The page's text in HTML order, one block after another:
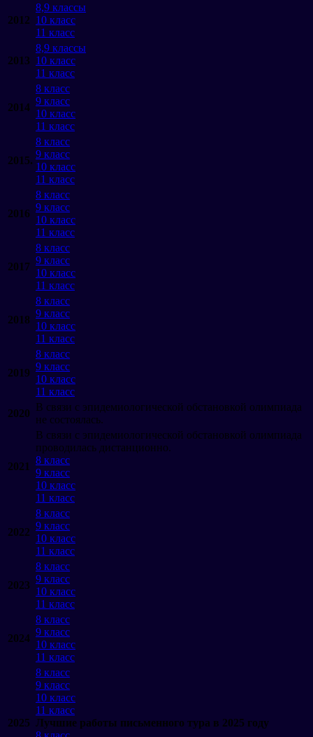
2012
8,9 классы
10 класс
11 класс
2013
8,9 классы
10 класс
11 класс
2014
8 класс
9 класс
10 класс
11 класс
2015.
8 класс
9 класс
10 класс
11 класс
2016
8 класс
9 класс
10 класс
11 класс
2017
8 класс
9 класс
10 класс
11 класс
2018
8 класс
9 класс
10 класс
11 класс
2019
8 класс
9 класс
10 класс
11 класс
2020
В связи с эпидемиологической обстановкой олимпиада
не состоялась.
2021
В связи с эпидемиологической обстановкой олимпиада
проводилась дистанционно.
8 класс
9 класс
10 класс
11 класс
2022
8 класс
9 класс
10 класс
11 класс
2023
8 класс
9 класс
10 класс
11 класс
2024
8 класс
9 класс
10 класс
11 класс
2025
8 класс
9 класс
10 класс
11 класс
Лучшие работы письменного тура в 2025 году